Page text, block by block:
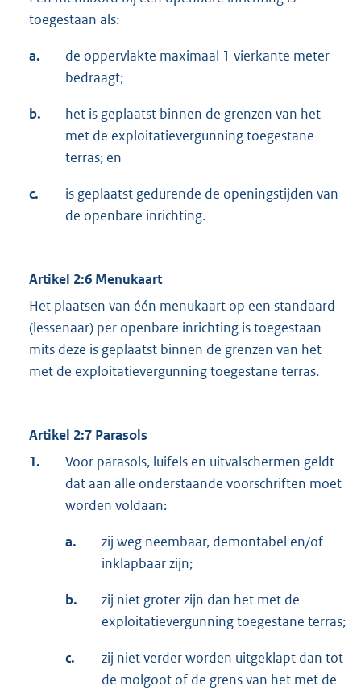
toegestaan als:
a.
de oppervlakte maximaal 1 vierkante meter
bedraagt;
b.
het is geplaatst binnen de grenzen van het
met de exploitatievergunning toegestane
terras; en
c.
is geplaatst gedurende de openingstijden van
de openbare inrichting.
Artikel 2:6 Menukaart
Het plaatsen van één menukaart op een standaard
(lessenaar) per openbare inrichting is toegestaan
mits deze is geplaatst binnen de grenzen van het
met de exploitatievergunning toegestane terras.
Artikel 2:7 Parasols
1.
Voor parasols, luifels en uitvalschermen geldt
dat aan alle onderstaande voorschriften moet
worden voldaan:
a.
zij weg neembaar, demontabel en/of
inklapbaar zijn;
b.
zij niet groter zijn dan het met de
exploitatievergunning toegestane terras;
c.
zij niet verder worden uitgeklapt dan tot
de molgoot of de grens van het met de